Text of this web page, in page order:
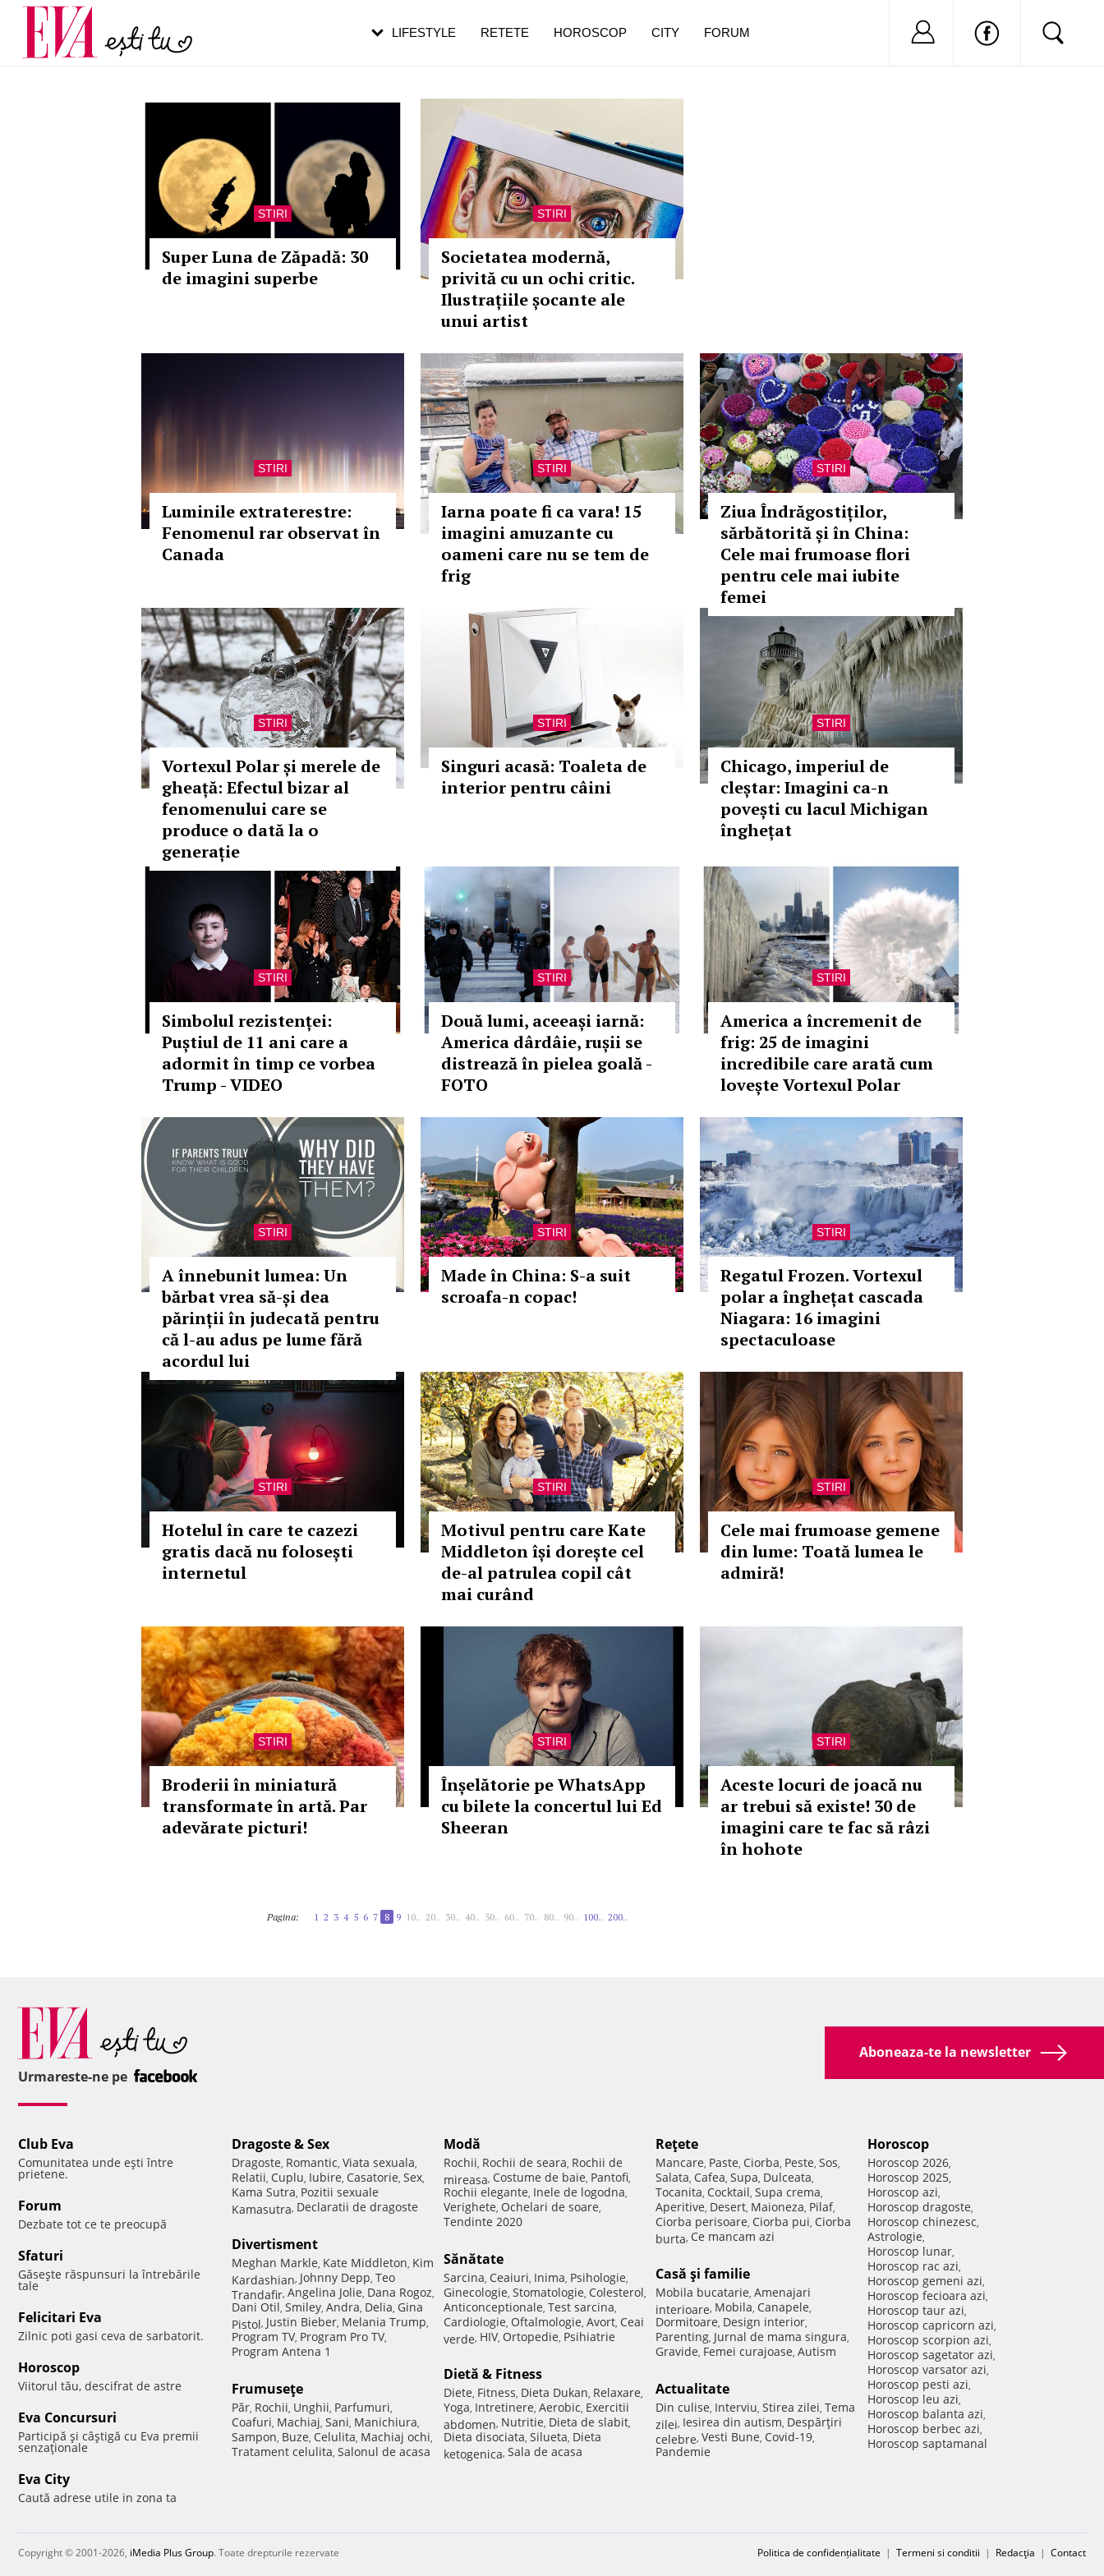
STIRI
Super Luna de Zăpadă: 30
de imagini superbe
STIRI
Societatea modernă,
privită cu un ochi critic.
Ilustrațiile șocante ale
unui artist
STIRI
Luminile extraterestre:
Fenomenul rar observat în
Canada
STIRI
Iarna poate fi ca vara! 15
imagini amuzante cu
oameni care nu se tem de
frig
STIRI
Ziua Îndrăgostiților,
sărbătorită și în China:
Cele mai frumoase flori
pentru cele mai iubite
femei
STIRI
Vortexul Polar și merele de
gheață: Efectul bizar al
fenomenului care se
produce o dată la o
generație
STIRI
Singuri acasă: Toaleta de
interior pentru câini
STIRI
Chicago, imperiul de
cleștar: Imagini ca-n
povești cu lacul Michigan
înghețat
STIRI
Simbolul rezistenței:
Puștiul de 11 ani care a
adormit în timp ce vorbea
Trump - VIDEO
STIRI
Două lumi, aceeași iarnă:
America dârdâie, rușii se
distrează în pielea goală -
FOTO
STIRI
America a încremenit de
frig: 25 de imagini
incredibile care arată cum
lovește Vortexul Polar
STIRI
A înnebunit lumea: Un
bărbat vrea să-și dea
părinții în judecată pentru
că l-au adus pe lume fără
acordul lui
STIRI
Made în China: S-a suit
scroafa-n copac!
STIRI
Regatul Frozen. Vortexul
polar a înghețat cascada
Niagara: 16 imagini
spectaculoase
STIRI
Hotelul în care te cazezi
gratis dacă nu folosești
internetul
STIRI
Motivul pentru care Kate
Middleton își dorește cel
de-al patrulea copil cât
mai curând
STIRI
Cele mai frumoase gemene
din lume: Toată lumea le
admiră!
STIRI
Broderii în miniatură
transformate în artă. Par
adevărate picturi!
STIRI
Înșelătorie pe WhatsApp
cu bilete la concertul lui Ed
Sheeran
STIRI
Aceste locuri de joacă nu
ar trebui să existe! 30 de
imagini care te fac să râzi
în hohote
Pagina: 1 2 3 4 5 6 7 8 9 10.. 20.. 30.. 40.. 50.. 60.. 70.. 80.. 90.. 100.. 200..
LIFESTYLE RETETE HOROSCOP CITY FORUM Nu ai cont?
Carieră
Actualitate
pe măsură ce înaintezi în vârstă
de dureroasă este investigația
Aboneaza-te la newsletter
Urmareste-ne pe
Club Eva
Comunitatea unde eşti între
prietene.
Forum
Dezbate tot ce te preocupă
Sfaturi
Găseşte răspunsuri la întrebările
tale
Felicitari Eva
Zilnic poti gasi ceva de sarbatorit.
Horoscop
Viitorul tău, descifrat de astre
Eva Concursuri
Participă şi câştigă cu Eva premii
senzaţionale
Eva City
Caută adrese utile in zona ta
Dragoste & Sex
Dragoste, Romantic, Viata sexuala,
Relatii, Cuplu, Iubire, Casatorie, Sex,
Kama Sutra, Pozitii sexuale
Kamasutra, Declaratii de dragoste
Divertisment
Meghan Markle, Kate Middleton, Kim
Kardashian, Johnny Depp, Teo
Trandafir, Angelina Jolie, Dana Rogoz,
Dani Otil, Smiley, Andra, Delia, Gina
Pistol, Justin Bieber, Melania Trump,
Program TV, Program Pro TV,
Program Antena 1
Frumuseţe
Păr, Rochii, Unghii, Parfumuri,
Coafuri, Machiaj, Sani, Manichiura,
Sampon, Buze, Celulita, Machiaj ochi,
Tratament celulita, Salonul de acasa
Modă
Rochii, Rochii de seara, Rochii de
mireasa, Costume de baie, Pantofi,
Rochii elegante, Inele de logodna,
Verighete, Ochelari de soare,
Tendinte 2020
Sănătate
Sarcina, Ceaiuri, Inima, Psihologie,
Ginecologie, Stomatologie, Colesterol,
Anticonceptionale, Test sarcina,
Cardiologie, Oftalmologie, Avort, Ceai
verde, HIV, Ortopedie, Psihiatrie
Dietă & Fitness
Diete, Fitness, Dieta Dukan, Relaxare,
Yoga, Intretinere, Aerobic, Exercitii
abdomen, Nutritie, Dieta de slabit,
Dieta disociata, Silueta, Dieta
ketogenica, Sala de acasa
Reţete
Mancare, Paste, Ciorba, Peste, Sos,
Salata, Cafea, Supa, Dulceata,
Tocanita, Cocktail, Supa crema,
Aperitive, Desert, Maioneza, Pilaf,
Ciorba perisoare, Ciorba pui, Ciorba
burta, Ce mancam azi
Casă şi familie
Mobila bucatarie, Amenajari
interioare, Mobila, Canapele,
Dormitoare, Design interior,
Parenting, Jurnal de mama singura,
Gravide, Femei curajoase, Autism
Actualitate
Din culise, Interviu, Stirea zilei, Tema
zilei, Iesirea din autism, Despărţiri
celebre, Vesti Bune, Covid-19,
Pandemie
Horoscop
Horoscop 2026,
Horoscop 2025,
Horoscop azi,
Horoscop dragoste,
Horoscop chinezesc,
Astrologie,
Horoscop lunar,
Horoscop rac azi,
Horoscop gemeni azi,
Horoscop fecioara azi,
Horoscop taur azi,
Horoscop capricorn azi,
Horoscop scorpion azi,
Horoscop sagetator azi,
Horoscop varsator azi,
Horoscop pesti azi,
Horoscop leu azi,
Horoscop balanta azi,
Horoscop berbec azi,
Horoscop saptamanal
Copyright © 2001-2026, iMedia Plus Group. Toate drepturile rezervate Politica de confidențialitate | Termeni si conditii | Redacţia | Contact